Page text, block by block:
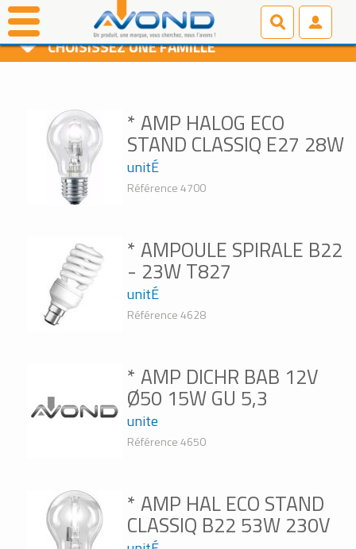
AMPOULES
CHOISISSEZ UNE FAMILLE
* AMP HALOG ECO
STAND CLASSIQ E27 28W
unitÉ
Référence 4700
* AMPOULE SPIRALE B22
- 23W T827
unitÉ
Référence 4628
* AMP DICHR BAB 12V
Ø50 15W GU 5,3
unite
Référence 4650
* AMP HAL ECO STAND
CLASSIQ B22 53W 230V